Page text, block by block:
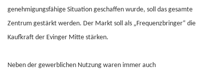
genehmigungsfähige Situation geschaffen wurde, soll das gesamte
Zentrum gestärkt werden. Der Markt soll als „Frequenzbringer“ die
Kaufkraft der Evinger Mitte stärken.
Neben der gewerblichen Nutzung waren immer auch